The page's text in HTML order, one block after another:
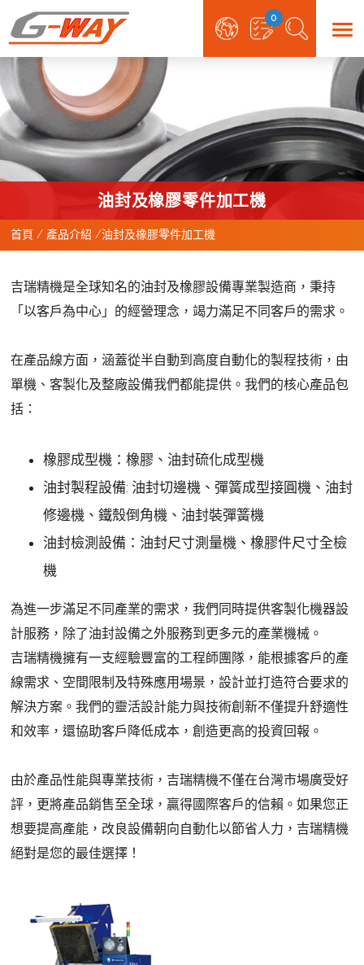
0
油封及橡膠零件加工機
首頁 產品介紹 油封及橡膠零件加工機
吉瑞精機是全球知名的油封及橡膠設備專業製造商，秉持
「以客戶為中心」的經營理念，竭力滿足不同客戶的需求。
在產品線方面，涵蓋從半自動到高度自動化的製程技術，由
單機、客製化及整廠設備我們都能提供。我們的核心產品包
括：
橡膠成型機：橡膠、油封硫化成型機
油封製程設備: 油封切邊機、彈簧成型接圓機、油封
修邊機、鐵殼倒角機、油封裝彈簧機
油封檢測設備：油封尺寸測量機、橡膠件尺寸全檢
機
為進一步滿足不同產業的需求，我們同時提供客製化機器設
計服務，除了油封設備之外服務到更多元的產業機械。
吉瑞精機擁有一支經驗豐富的工程師團隊，能根據客戶的產
線需求、空間限制及特殊應用場景，設計並打造符合要求的
解決方案。我們的靈活設計能力與技術創新不僅提升舒適性
和效率，還協助客戶降低成本，創造更高的投資回報。
由於產品性能與專業技術，吉瑞精機不僅在台灣市場廣受好
評，更將產品銷售至全球，贏得國際客戶的信賴。如果您正
想要提高產能，改良設備朝向自動化以節省人力，吉瑞精機
絕對是您的最佳選擇！